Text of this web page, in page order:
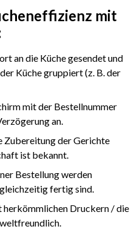
mit
an die Küche gesendet und
Küche gruppiert (z. B. der
mit der Bestellnummer
an.
der Gerichte
ist bekannt.
Bestellung werden
fertig sind.
Druckern / die